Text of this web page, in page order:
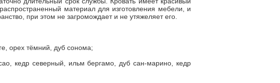
материал для изготовления мебели, и
при этом не загромождает и не утяжеляет его.
орех тёмний, дуб сонома;
кедр северный, ильм бергамо, дуб сан-марино, кедр